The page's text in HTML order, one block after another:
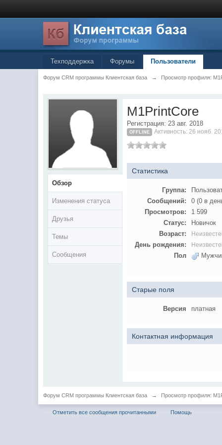
Техподдержка Форумы Пользователи
Форум CRM программы Клиентская база → Просмотр профиля:
Обзор
Изменения статуса
Друзья
Темы
Сообщения
M1PrintCore
Регистрация: 23 авг. 2018
OFFLINE Активность: 26 нояб.
Статистика
Группа:
Сообщений:
0 (0 в
Просмотров:
1 599
Статус:
Новичок
Возраст:
День рождения:
Пол
Старые поля
Версия платная
Контактная информация
Форум CRM программы Клиентская база → Просмотр профиля:
Отметить все сообщения прочитанными Помощь